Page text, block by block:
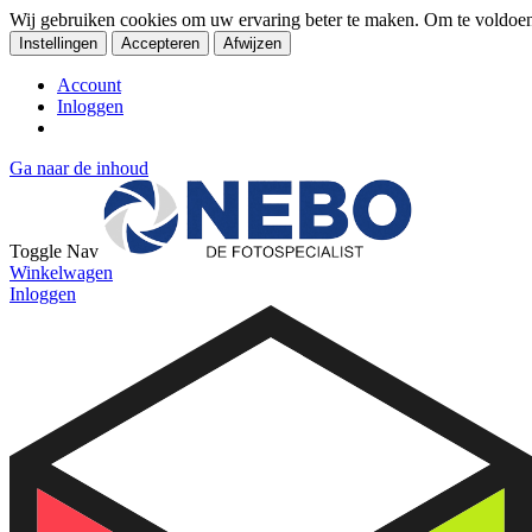
Wij gebruiken cookies om uw ervaring beter te maken. Om te
Instellingen Accepteren Afwijzen
Account
Inloggen
Ga naar de inhoud
Toggle Nav
Winkelwagen
Inloggen